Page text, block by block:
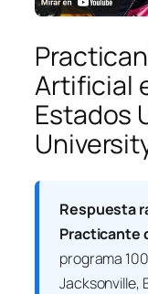
Artificial
Estados
Respuesta
Practicante
programa
Jacksonville,